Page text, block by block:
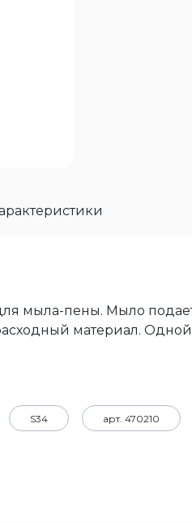
мыла-пены. Мыло
материал.
S34 арт. 470210